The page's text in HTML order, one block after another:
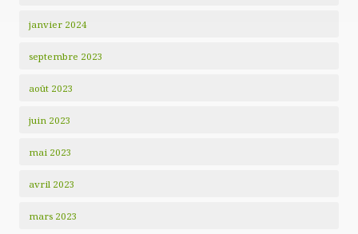
janvier 2024
septembre 2023
août 2023
juin 2023
mai 2023
avril 2023
mars 2023